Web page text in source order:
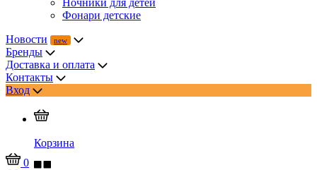
Ночники для детей
Фонари детские
Новости
Бренды
Доставка и оплата
Контакты
Вход
Корзина
0